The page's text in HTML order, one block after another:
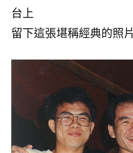
台上
留下這張堪稱經典的照片